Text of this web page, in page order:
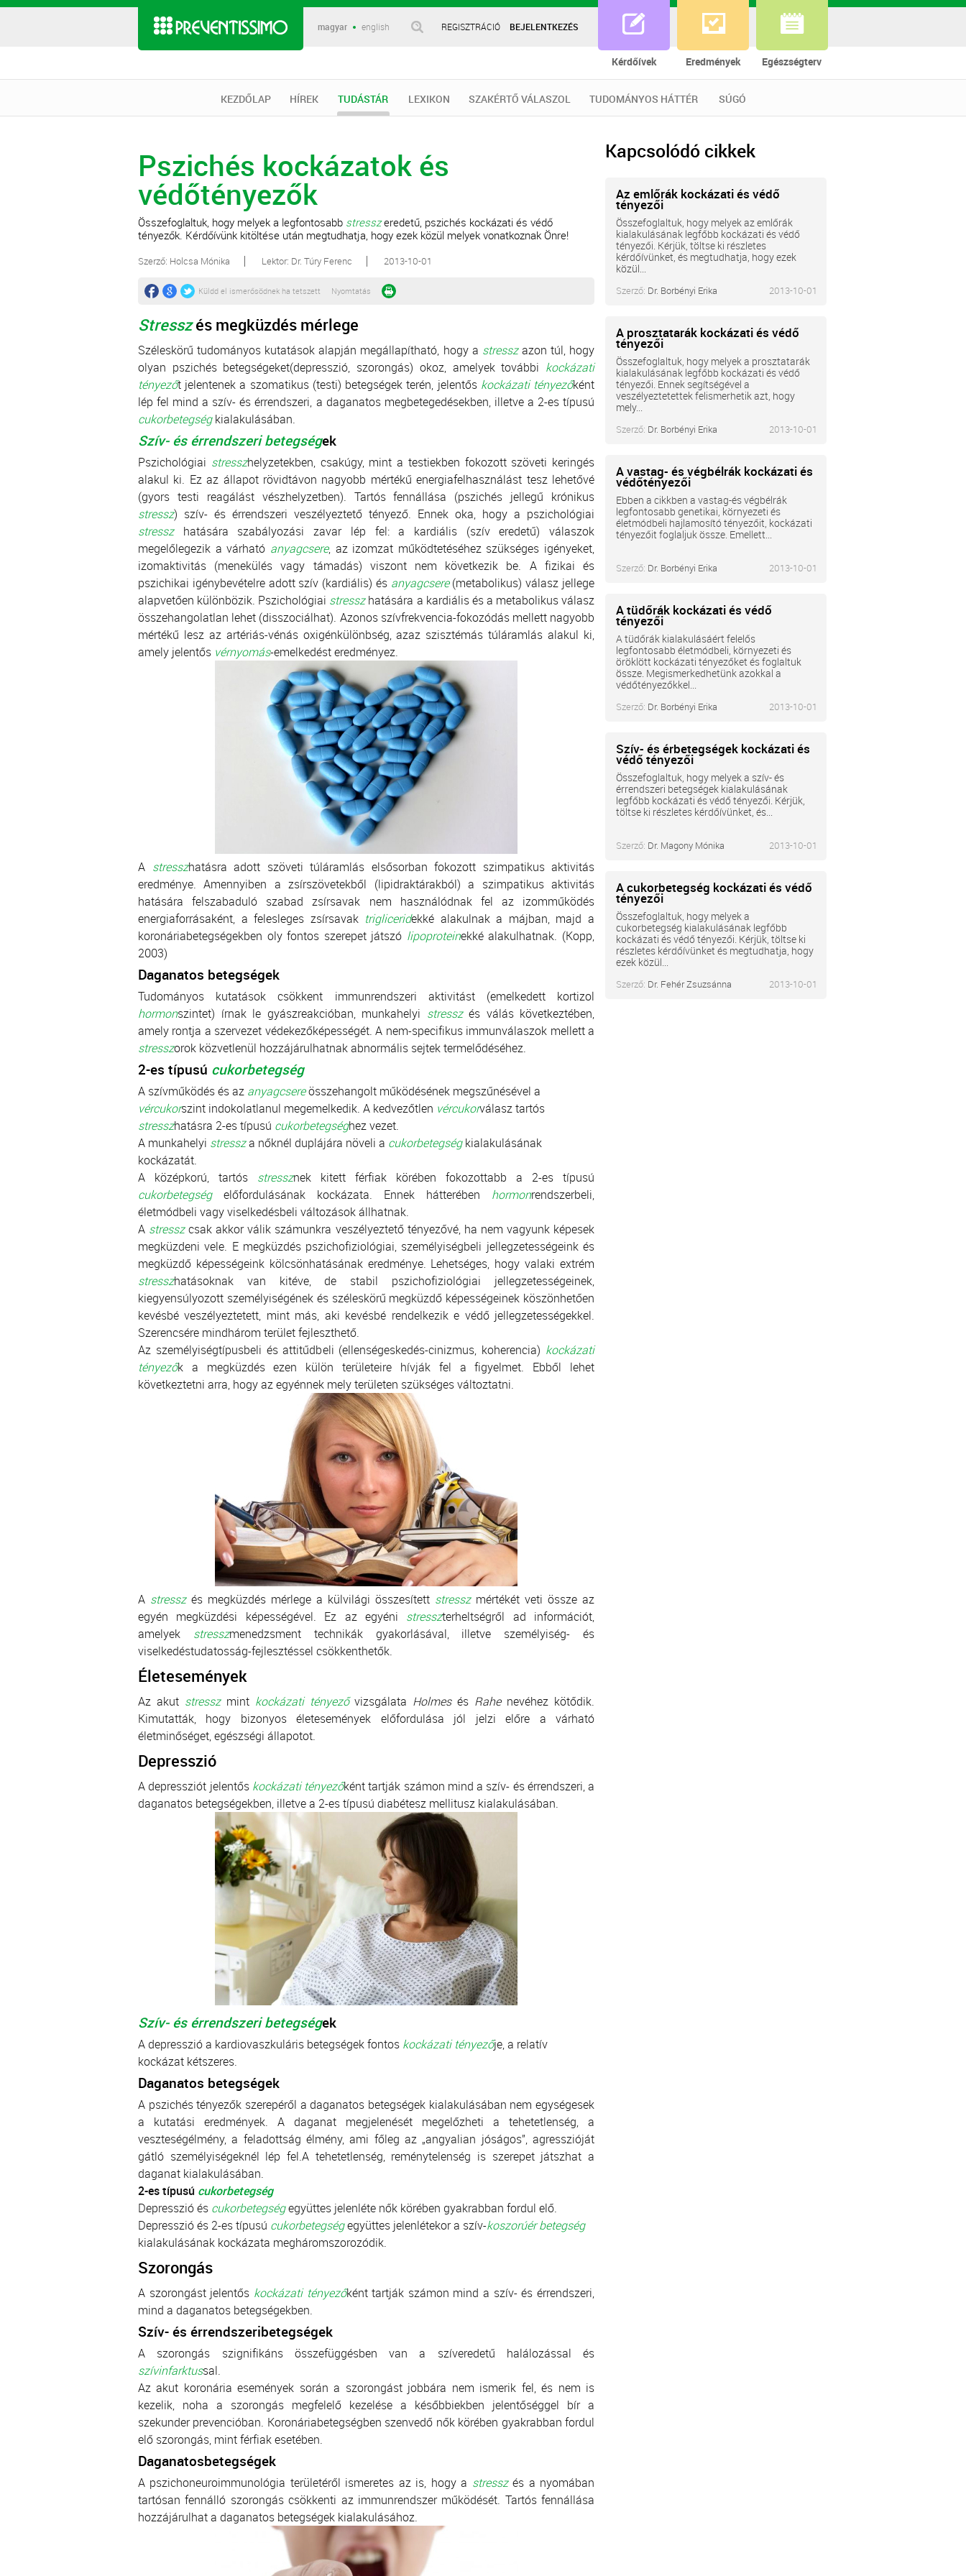
magyar english REGISZTRÁCIÓ BEJELENTKEZÉS
Kérdőívek Eredmények Egészségterv
KEZDŐLAP HÍREK TUDÁSTÁR LEXIKON SZAKÉRTŐ VÁLASZOL TUDOMÁNYOS HÁTTÉR SÚGÓ
Pszichés kockázatok és
védőtényezők
Összefoglaltuk, hogy melyek a legfontosabb stresszeredetű, pszichés kockázati és védő
tényezők. Kérdőívünk kitöltése után megtudhatja, hogy ezek közül melyek vonatkoznak Önre!
Szerző: Holcsa Mónika Lektor: Dr. Túry Ferenc 2013-10-01
Küldd el ismerősödnek ha tetszett Nyomtatás
Stresszés megküzdés mérlege
Széleskörű tudományos kutatások alapján megállapítható, hogy a stresszazon túl, hogy
olyan pszichés betegségeket(depresszió, szorongás) okoz, amelyek további kockázati
tényezőt jelentenek a szomatikus (testi) betegségek terén, jelentős kockázati tényezőként
lép fel mind a szív- és érrendszeri, a daganatos megbetegedésekben, illetve a 2-es típusú
cukorbetegségkialakulásában.
Szív- és érrendszeri betegségek
Pszichológiai stresszhelyzetekben, csakúgy, mint a testiekben fokozott szöveti keringés
alakul ki. Ez az állapot rövidtávon nagyobb mértékű energiafelhasználást tesz lehetővé
(gyors testi reagálást vészhelyzetben). Tartós fennállása (pszichés jellegű krónikus
stressz) szív- és érrendszeri veszélyeztető tényező. Ennek oka, hogy a pszichológiai
stresszhatására szabályozási zavar lép fel: a kardiális (szív eredetű) válaszok
megelőlegezik a várható anyagcsere, az izomzat működtetéséhez szükséges igényeket,
izomaktivitás (menekülés vagy támadás) viszont nem következik be. A fizikai és
pszichikai igénybevételre adott szív (kardiális) és anyagcsere(metabolikus) válasz jellege
alapvetően különbözik. Pszichológiai stresszhatására a kardiális és a metabolikus válasz
összehangolatlan lehet (disszociálhat). Azonos szívfrekvencia-fokozódás mellett nagyobb
mértékű lesz az artériás-vénás oxigénkülönbség, azaz szisztémás túláramlás alakul ki,
amely jelentős vérnyomás-emelkedést eredményez.
A stresszhatásra adott szöveti túláramlás elsősorban fokozott szimpatikus aktivitás
eredménye. Amennyiben a zsírszövetekből (lipidraktárakból) a szimpatikus aktivitás
hatására felszabaduló szabad zsírsavak nem használódnak fel az izomműködés
energiaforrásaként, a felesleges zsírsavak trigliceridekké alakulnak a májban, majd a
koronáriabetegségekben oly fontos szerepet játszó lipoproteinekké alakulhatnak. (Kopp,
2003)
Daganatos betegségek
Tudományos kutatások csökkent immunrendszeri aktivitást (emelkedett kortizol
hormonszintet) írnak le gyászreakcióban, munkahelyi stresszés válás következtében,
amely rontja a szervezet védekezőképességét. A nem-specifikus immunválaszok mellett a
stresszorok közvetlenül hozzájárulhatnak abnormális sejtek termelődéséhez.
2-es típusú cukorbetegség
A szívműködés és az anyagcsereösszehangolt működésének megszűnésével a
vércukorszint indokolatlanul megemelkedik. A kedvezőtlen vércukorválasz tartós
stresszhatásra 2-es típusú cukorbetegséghez vezet.
A munkahelyi stressza nőknél duplájára növeli a cukorbetegségkialakulásának
kockázatát.
A középkorú, tartós stressznek kitett férfiak körében fokozottabb a 2-es típusú
cukorbetegségelőfordulásának kockázata. Ennek hátterében hormonrendszerbeli,
életmódbeli vagy viselkedésbeli változások állhatnak.
A stresszcsak akkor válik számunkra veszélyeztető tényezővé, ha nem vagyunk képesek
megküzdeni vele. E megküzdés pszichofiziológiai, személyiségbeli jellegzetességeink és
megküzdő képességeink kölcsönhatásának eredménye. Lehetséges, hogy valaki extrém
stresszhatásoknak van kitéve, de stabil pszichofiziológiai jellegzetességeinek,
kiegyensúlyozott személyiségének és széleskörű megküzdő képességeinek köszönhetően
kevésbé veszélyeztetett, mint más, aki kevésbé rendelkezik e védő jellegzetességekkel.
Szerencsére mindhárom terület fejleszthető.
Az személyiségtípusbeli és attitűdbeli (ellenségeskedés-cinizmus, koherencia) kockázati
tényezők a megküzdés ezen külön területeire hívják fel a figyelmet. Ebből lehet
következtetni arra, hogy az egyénnek mely területen szükséges változtatni.
A stresszés megküzdés mérlege a külvilági összesített stresszmértékét veti össze az
egyén megküzdési képességével. Ez az egyéni stresszterheltségről ad információt,
amelyek stresszmenedzsment technikák gyakorlásával, illetve személyiség- és
viselkedéstudatosság-fejlesztéssel csökkenthetők.
Életesemények
Az akut stresszmint kockázati tényezővizsgálata Holmesés Rahe nevéhez kötődik.
Kimutatták, hogy bizonyos életesemények előfordulása jól jelzi előre a várható
életminőséget, egészségi állapotot.
Depresszió
A depressziót jelentős kockázati tényezőként tartják számon mind a szív- és érrendszeri, a
daganatos betegségekben, illetve a 2-es típusú diabétesz mellitusz kialakulásában.
Szív- és érrendszeri betegségek
A depresszió a kardiovaszkuláris betegségek fontos kockázati tényezője, a relatív
kockázat kétszeres.
Daganatos betegségek
A pszichés tényezők szerepéről a daganatos betegségek kialakulásában nem egységesek
a kutatási eredmények. A daganat megjelenését megelőzheti a tehetetlenség, a
veszteségélmény, a feladottság élmény, ami főleg az „angyalian jóságos”, agresszióját
gátló személyiségeknél lép fel.A tehetetlenség, reménytelenség is szerepet játszhat a
daganat kialakulásában.
2-es típusú cukorbetegség
Depresszió és cukorbetegségegyüttes jelenléte nők körében gyakrabban fordul elő.
Depresszió és 2-es típusú cukorbetegségegyüttes jelenlétekor a szív-koszorúér betegség
kialakulásának kockázata megháromszorozódik.
Szorongás
A szorongást jelentős kockázati tényezőként tartják számon mind a szív- és érrendszeri,
mind a daganatos betegségekben.
Szív- és érrendszeribetegségek
A szorongás szignifikáns összefüggésben van a szíveredetű halálozással és
szívinfarktussal.
Az akut koronária események során a szorongást jobbára nem ismerik fel, és nem is
kezelik, noha a szorongás megfelelő kezelése a későbbiekben jelentőséggel bír a
szekunder prevencióban. Koronáriabetegségben szenvedő nők körében gyakrabban fordul
elő szorongás, mint férfiak esetében.
Daganatosbetegségek
A pszichoneuroimmunológia területéről ismeretes az is, hogy a stresszés a nyomában
tartósan fennálló szorongás csökkenti az immunrendszer működését. Tartós fennállása
hozzájárulhat a daganatos betegségek kialakulásához.
Kapcsolódó cikkek
Az emlőrák kockázati és védő
tényezői
Összefoglaltuk, hogy melyek az emlőrák
kialakulásának legfőbb kockázati és védő
tényezői. Kérjük, töltse ki részletes
kérdőívünket, és megtudhatja, hogy ezek
közül...
Szerző: Dr. Borbényi Erika 2013-10-01
A prosztatarák kockázati és védő
tényezői
Összefoglaltuk, hogy melyek a prosztatarák
kialakulásának legfőbb kockázati és védő
tényezői. Ennek segítségével a
veszélyeztetettek felismerhetik azt, hogy
mely...
Szerző: Dr. Borbényi Erika 2013-10-01
A vastag- és végbélrák kockázati és
védőtényezői
Ebben a cikkben a vastag-és végbélrák
legfontosabb genetikai, környezeti és
életmódbeli hajlamosító tényezőit, kockázati
tényezőit foglaljuk össze. Emellett...
Szerző: Dr. Borbényi Erika 2013-10-01
A tüdőrák kockázati és védő
tényezői
A tüdőrák kialakulásáért felelős
legfontosabb életmódbeli, környezeti és
öröklött kockázati tényezőket és foglaltuk
össze. Megismerkedhetünk azokkal a
védőtényezőkkel...
Szerző: Dr. Borbényi Erika 2013-10-01
Szív- és érbetegségek kockázati és
védő tényezői
Összefoglaltuk, hogy melyek a szív- és
érrendszeri betegségek kialakulásának
legfőbb kockázati és védő tényezői. Kérjük,
töltse ki részletes kérdőívünket, és...
Szerző: Dr. Magony Mónika 2013-10-01
A cukorbetegség kockázati és védő
tényezői
Összefoglaltuk, hogy melyek a
cukorbetegség kialakulásának legfőbb
kockázati és védő tényezői. Kérjük, töltse ki
részletes kérdőívünket és megtudhatja, hogy
ezek közül...
Szerző: Dr. Fehér Zsuzsánna 2013-10-01